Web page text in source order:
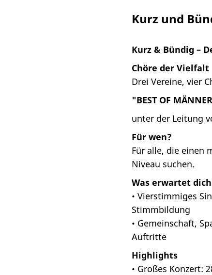
Kurz und
Kurz & Bündig –
Chöre der Vielfalt
Drei Vereine, vier
"BEST OF
unter der Leitung
Für wen?
Für alle, die einen
Niveau suchen.
Was erwartet
• Vierstimmiges
Stimmbildung
• Gemeinschaft,
Auftritte
Highlights
• Großes Konzert: